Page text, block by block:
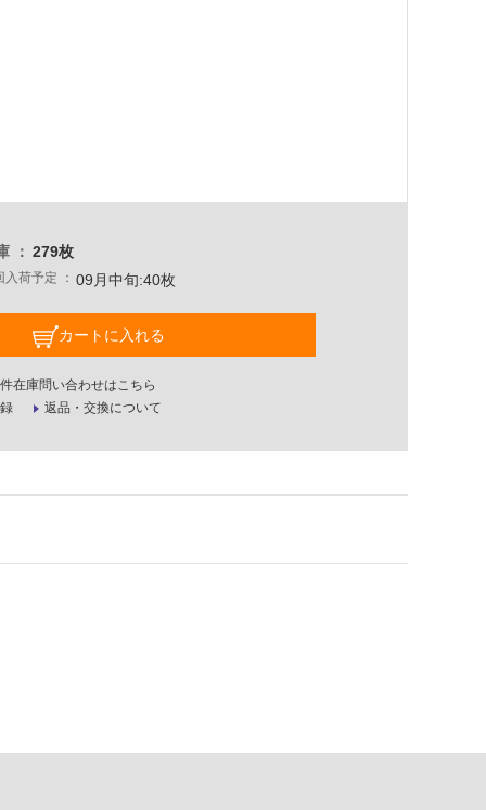
279枚
入荷予定 09月中旬:40枚
カートに入れる
在庫問い合わせはこちら
返品・交換について